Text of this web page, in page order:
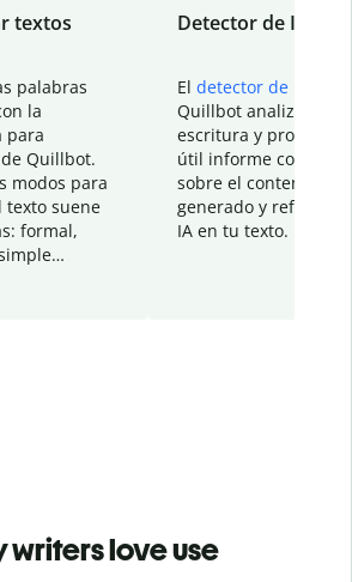
textos
palabras
la
para
de Quillbot.
modos para
texto suene
formal,
Detector de IA
El detector de IA
Quillbot analiza tu
escritura y
útil informe con
sobre el contenido
generado y refinado
IA en tu texto.
writers love use